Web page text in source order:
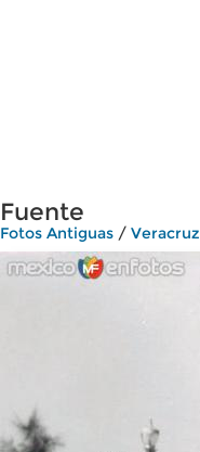
Fuente
Fotos Antiguas / Veracruz